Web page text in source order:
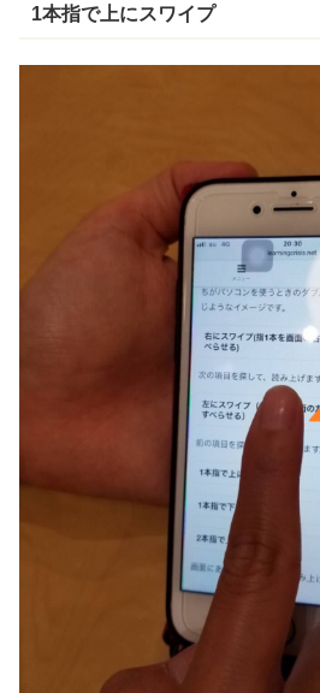
1本指で上にスワイプ